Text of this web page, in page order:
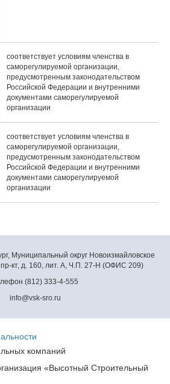
соответствует условиям членства в
саморегулируемой организации,
предусмотренным законодательством
Российской Федерации и внутренними
документами саморегулируемой
организации
соответствует условиям членства в
саморегулируемой организации,
предусмотренным законодательством
Российской Федерации и внутренними
документами саморегулируемой
организации
Муниципальный округ Новоизмайловское
кт, д. 160, лит. А, Ч.П. 27-Н (ОФИС 209)
(812) 333-4-555
info@vsk-sro.ru
компаний
«Высотный Строительный